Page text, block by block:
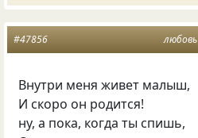
любовь
#47856
Внутри меня живет малыш,
И скоро он родится!
ну, а пока, когда ты спишь,